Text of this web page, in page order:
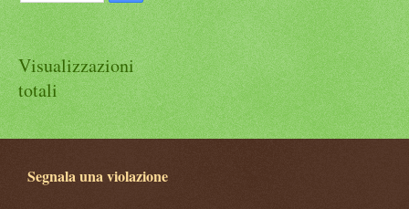
Visualizzazioni
totali
Segnala una violazione